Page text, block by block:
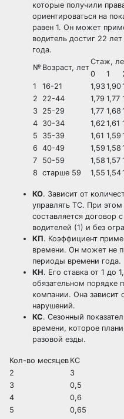
которые получили
ориентироваться на
равен 1. Он может
водитель достиг 22
года.
№ Возраст, лет
Стаж,
0
1
1
16-21 1,931,90
2
22-44 1,79 1,77
3 25-29 1,77 1,68
4 30-34 1,62 1,61
5
35-39 1,61 1,59
6 40-49 1,59 1,58
7
50-59 1,58 1,57
8 старше 59 1,55 1,54
КО. Зависит от
управлять ТС. При
составляется договор
водителей (1) и без
КП. Коэффициент
времени. Он может не
периоды времени года.
КН. Его ставка от 1 до
обязательном порядке
компании. Она зависит
нарушений.
КС. Сезонный
времени, которое
разовой езды.
Кол-во месяцев КС
2
3
3
0,5
4
0,6
5
0,65